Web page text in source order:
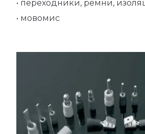
• переходники, ремни,
• мовомис